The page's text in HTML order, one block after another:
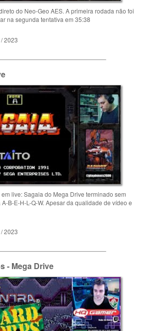
do Neo-Geo AES. A primeira rodada não foi
na segunda tentativa em 35:38
2023
live: Sagaia do Mega Drive terminado sem
B-E-H-L-Q-W. Apesar da qualidade de vídeo e
2023
- Mega Drive